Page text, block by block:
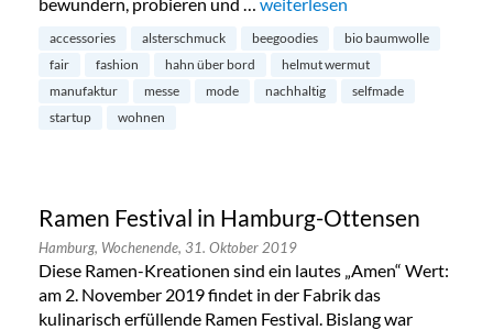
accessories alsterschmuck beegoodies
bio baumwolle
fair
fashion hahn über bord
helmut wermut
manufaktur
messe mode nachhaltig
selfmade
startup
wohnen
Ramen Festival in Hamburg-Ottensen
Hamburg, Wochenende, 31. Oktober 2019
Diese Ramen-Kreationen sind ein lautes „Amen“ Wert:
am 2. November 2019 findet in der Fabrik das
kulinarisch erfüllende Ramen Festival. Bislang war